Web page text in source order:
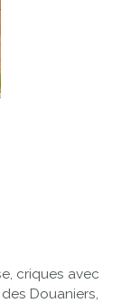
criques avec
Douaniers,